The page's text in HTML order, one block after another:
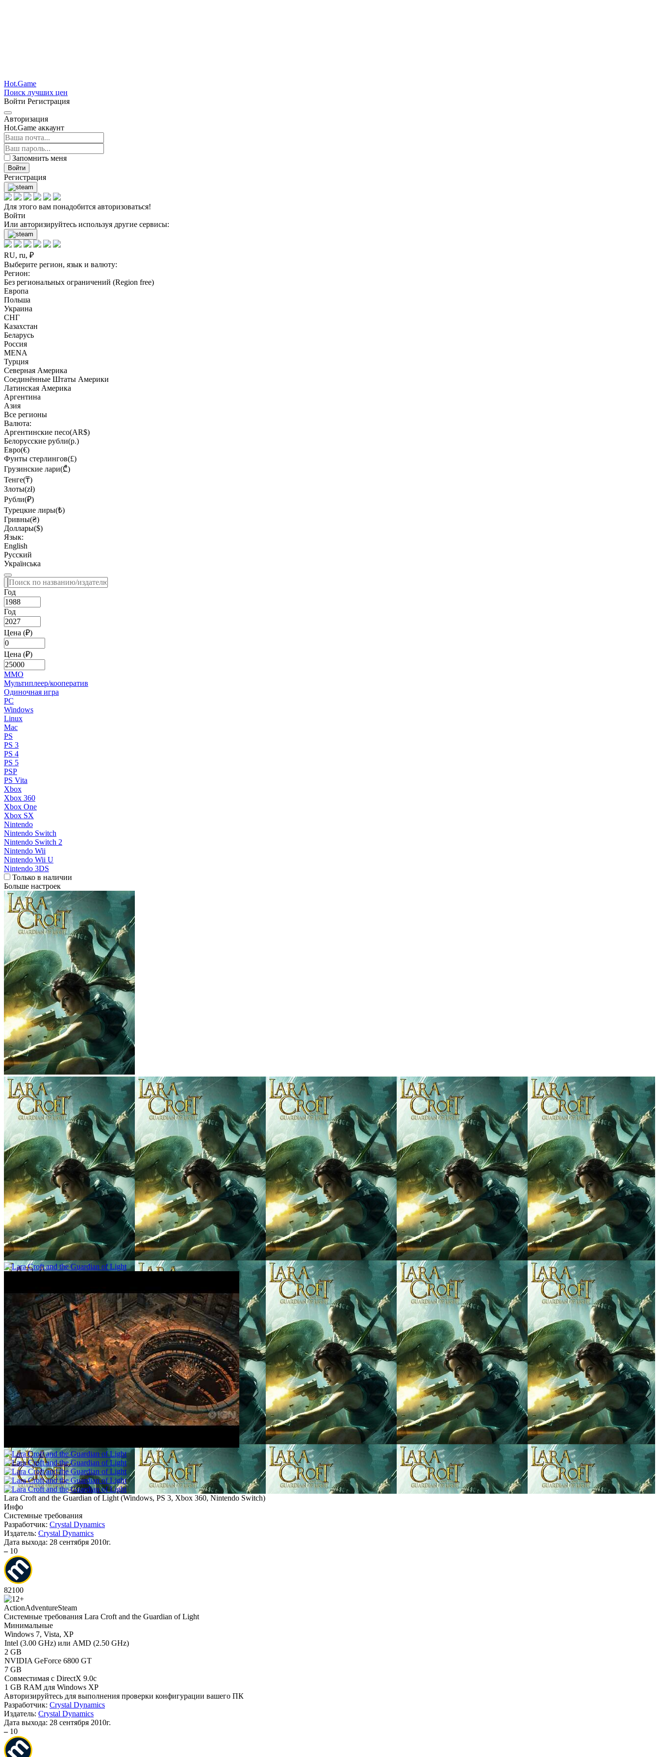
Hot.Game
Поиск лучших цен
Войти Регистрация
Авторизация
Hot.Game аккаунт
Запомнить меня
Войти
Регистрация
Для этого вам понадобится авторизоваться!
Войти
Или авторизируйтесь используя другие сервисы:
RU, ru, ₽
Выберите регион, язык и валюту:
Регион:
Без региональных ограничений (Region free)
Европа
Польша
Украина
СНГ
Казахстан
Беларусь
Россия
MENA
Турция
Северная Америка
Соединённые Штаты Америки
Латинская Америка
Аргентина
Азия
Все регионы
Валюта:
Аргентинские песо(AR$)
Белорусские рубли(р.)
Евро(€)
Фунты стерлингов(£)
Грузинские лари(₾)
Тенге(₸)
Злоты(zł)
Рубли(₽)
Турецкие лиры(₺)
Гривны(₴)
Доллары($)
Язык:
English
Русский
Українська
Год
Год
Цена (₽)
Цена (₽)
MMO
Мультиплеер/кооператив
Одиночная игра
PC
Windows
Linux
Mac
PS
PS 3
PS 4
PS 5
PSP
PS Vita
Xbox
Xbox 360
Xbox One
Xbox SX
Nintendo
Nintendo Switch
Nintendo Switch 2
Nintendo Wii
Nintendo Wii U
Nintendo 3DS
Только в наличии
Больше настроек
Lara Croft and the Guardian of Light (Windows, PS 3, Xbox 360, Nintendo Switch)
Инфо
Системные требования
Разработчик: Crystal Dynamics
Издатель: Crystal Dynamics
Дата выхода: 28 сентября 2010г.
– 10
82100
ActionAdventureSteam
Системные требования Lara Croft and the Guardian of Light
Минимальные
Windows 7, Vista, XP
Intel (3.00 GHz) или AMD (2.50 GHz)
2 GB
NVIDIA GeForce 6800 GT
7 GB
Совместимая с DirectX 9.0c
1 GB RAM для Windows XP
Авторизируйтесь для выполнения проверки конфигурации вашего ПК
Разработчик: Crystal Dynamics
Издатель: Crystal Dynamics
Дата выхода: 28 сентября 2010г.
– 10